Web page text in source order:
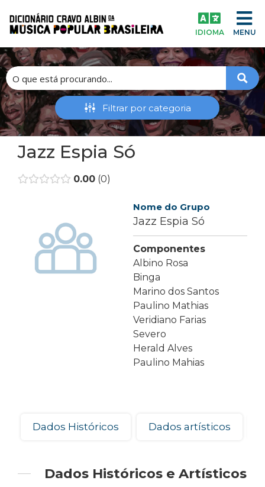
IDIOMA MENU
Jazz Espia Só
0.00 0
Nome do Grupo
Jazz Espia Só
Componentes
Albino Rosa
Binga
Marino dos Santos
Paulino Mathias
Veridiano Farias
Severo
Herald Alves
Paulino Mahias
Dados Históricos Dados artísticos
Dados Históricos e Artísticos